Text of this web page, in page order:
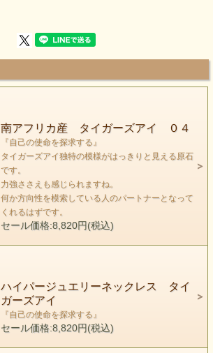
第三チャクラ
"Solar Plexus Chakra"
中庸の位置を確認する
南アフリカ産 タイガーズアイ ０４
『自己の使命を探求する』
タイガーズアイ独特の模様がはっきりと見える原石
です。
力強ささえも感じられますね。
何か方向性を模索している人のパートナーとなって
くれるはずです。
セール価格:8,820円(税込)
ハイパージュエリーネックレス タイ
ガーズアイ
『自己の使命を探求する』
セール価格:8,820円(税込)